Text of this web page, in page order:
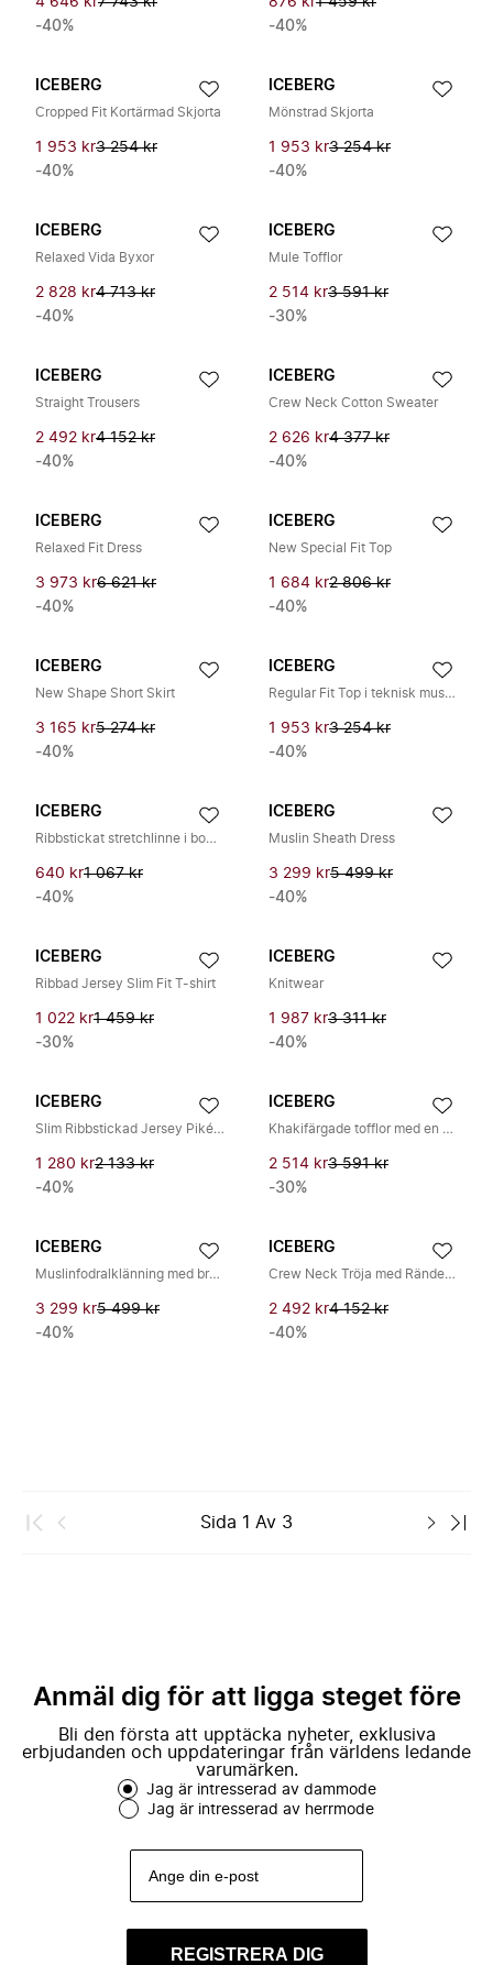
-40%
-40%
ICEBERG
Cropped Fit Kortärmad Skjorta
1 953 kr3 254 kr
-40%
ICEBERG
Mönstrad Skjorta
1 953 kr3 254 kr
-40%
ICEBERG
Relaxed Vida Byxor
2 828 kr4 713 kr
-40%
ICEBERG
Mule Tofflor
2 514 kr3 591 kr
-30%
ICEBERG
Straight Trousers
2 492 kr4 152 kr
-40%
ICEBERG
Crew Neck Cotton Sweater
2 626 kr4 377 kr
-40%
ICEBERG
Relaxed Fit Dress
3 973 kr6 621 kr
-40%
ICEBERG
New Special Fit Top
1 684 kr2 806 kr
-40%
ICEBERG
New Shape Short Skirt
3 165 kr5 274 kr
-40%
ICEBERG
Regular Fit Top i teknisk muslin med underklänning
1 953 kr3 254 kr
-40%
ICEBERG
Ribbstickat stretchlinne i bomullsjersey
640 kr1 067 kr
-40%
ICEBERG
Muslin Sheath Dress
3 299 kr5 499 kr
-40%
ICEBERG
Ribbad Jersey Slim Fit T-shirt
1 022 kr1 459 kr
-30%
ICEBERG
Knitwear
1 987 kr3 311 kr
-40%
ICEBERG
Slim Ribbstickad Jersey Pikétröja
1 280 kr2 133 kr
-40%
ICEBERG
Khakifärgade tofflor med en essentiell design
2 514 kr3 591 kr
-30%
ICEBERG
Muslinfodralklänning med broderade blommor
3 299 kr5 499 kr
-40%
ICEBERG
Crew Neck Tröja med Ränder och Hålmönster
2 492 kr4 152 kr
-40%
Sida 1 Av 3
Anmäl dig för att ligga steget före
Bli den första att upptäcka nyheter, exklusiva
erbjudanden och uppdateringar från världens ledande
varumärken.
Jag är intresserad av dammode
Jag är intresserad av herrmode
REGISTRERA DIG